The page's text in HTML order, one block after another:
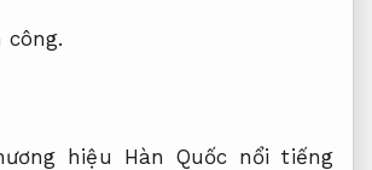
công.
hiệu Hàn Quốc nổi tiếng